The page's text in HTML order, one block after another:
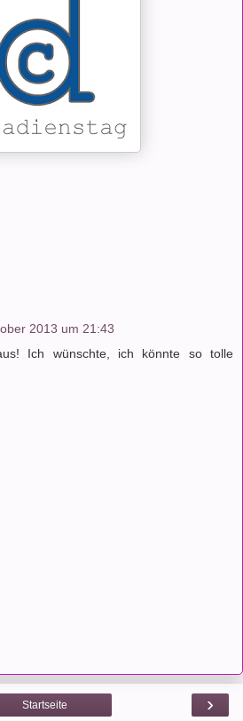
2013 um 21:43
Ich wünschte, ich könnte so tolle
›
Startseite